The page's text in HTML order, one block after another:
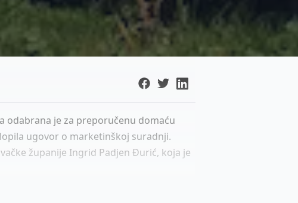
odabrana je za preporučenu domaću
ugovor o marketinškoj suradnji.
županije Ingrid Padjen Đurić, koja je